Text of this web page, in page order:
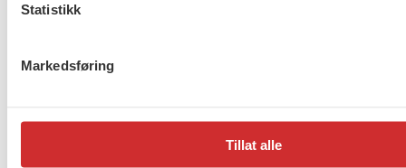
Statistikk
Markedsføring
Tillat alle